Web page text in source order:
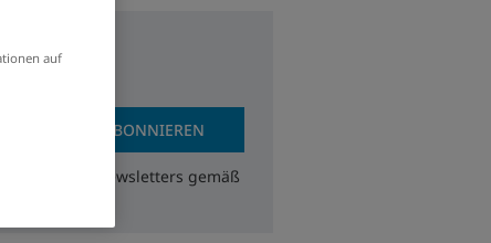
JOBS ABONNIEREN
Erhalt des Newsletters gemäß
auf